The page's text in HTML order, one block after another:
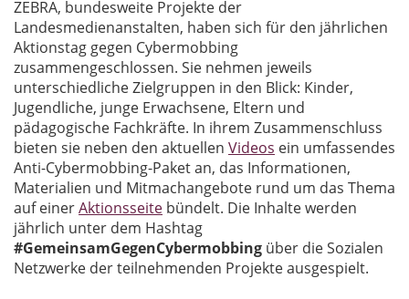
ZEBRA, bundesweite Projekte der
Landesmedienanstalten, haben sich für den jährlichen
Aktionstag gegen Cybermobbing
zusammengeschlossen. Sie nehmen jeweils
unterschiedliche Zielgruppen in den Blick: Kinder,
Jugendliche, junge Erwachsene, Eltern und
pädagogische Fachkräfte. In ihrem Zusammenschluss
bieten sie neben den aktuellen Videos ein umfassendes
Anti-Cybermobbing-Paket an, das Informationen,
Materialien und Mitmachangebote rund um das Thema
auf einerAktionsseite bündelt. Die Inhalte werden
jährlich unter dem Hashtag
#GemeinsamGegenCybermobbing über die Sozialen
Netzwerke der teilnehmenden Projekte ausgespielt.